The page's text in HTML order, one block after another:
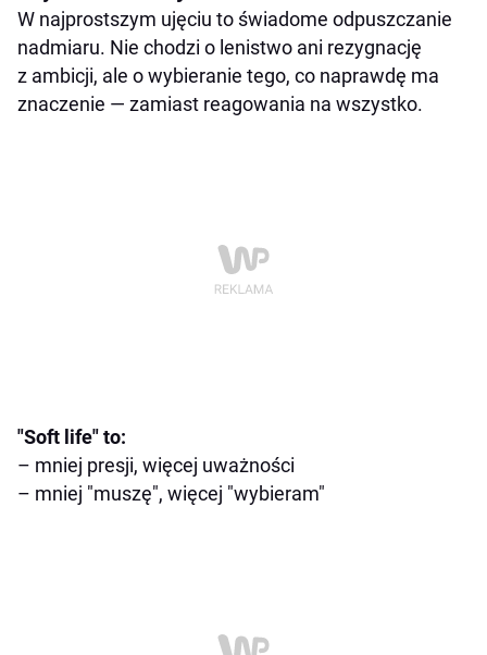
W najprostszym ujęciu to świadome odpuszczanie
nadmiaru. Nie chodzi o lenistwo ani rezygnację
z ambicji, ale o wybieranie tego, co naprawdę ma
znaczenie — zamiast reagowania na wszystko.
"Soft life" to:
– mniej presji, więcej uważności
– mniej "muszę", więcej "wybieram"